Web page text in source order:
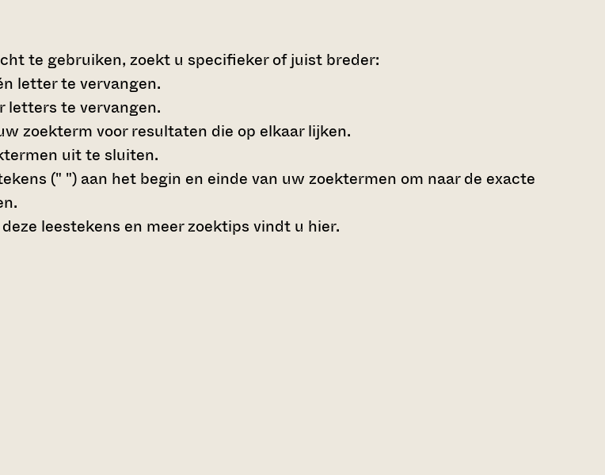
te gebruiken, zoekt u specifieker of juist breder:
letter te vervangen.
letters te vervangen.
zoekterm voor resultaten die op elkaar lijken.
uit te sluiten.
(" ") aan het begin en einde van uw zoektermen om naar de exacte
leestekens en meer zoektips vindt u hier.